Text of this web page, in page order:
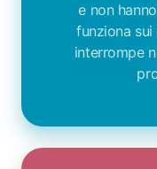
e non
funziona sui
interrompe